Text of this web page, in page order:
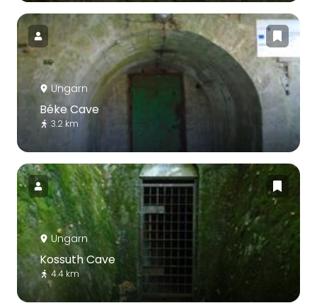
Ungarn
Béke Cave
3.2 km
Ungarn
Kossuth Cave
4.4 km